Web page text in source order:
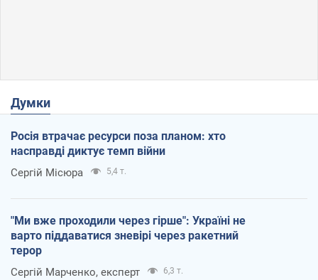
Думки
Росія втрачає ресурси поза планом: хто
насправді диктує темп війни
Сергій Місюра 5,4 т.
"Ми вже проходили через гірше": Україні не
варто піддаватися зневірі через ракетний
терор
Сергій Марченко, експерт 6,3 т.